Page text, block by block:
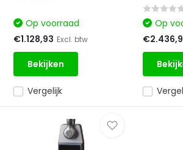
Vergelijk
Op voorraad
€1.128,93 Excl. btw
Bekijken
Op